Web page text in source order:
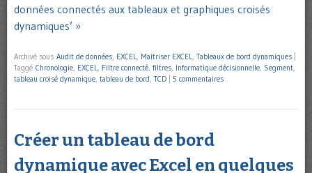
données connectés aux tableaux et graphiques croisés
dynamiques’ »
Archivé sous Audit de données, EXCEL, Maîtriser EXCEL, Tableaux de bord dynamiques
Taggé Chronologie, EXCEL, Filtre connecté, filtres, Informatique décisionnelle, Segment,
tableau croisé dynamique, tableau de bord, TCD 5 commentaires
Créer un tableau de bord
dynamique avec Excel en quelques